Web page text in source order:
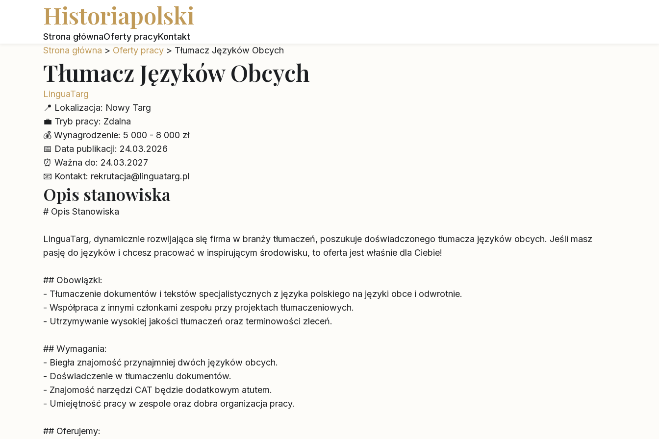
Historiapolski
Strona głównaOferty pracyKontakt
Strona główna > Oferty pracy > Tłumacz Języków Obcych
Tłumacz Języków Obcych
LinguaTarg
📍 Lokalizacja: Nowy Targ
💼 Tryb pracy: Zdalna
💰 Wynagrodzenie: 5 000 - 8 000 zł
📅 Data publikacji: 24.03.2026
⏰ Ważna do: 24.03.2027
📧 Kontakt: rekrutacja@linguatarg.pl
Opis stanowiska
# Opis Stanowiska
LinguaTarg, dynamicznie rozwijająca się firma w branży tłumaczeń, poszukuje doświadczonego tłumacza języków obcych. Jeśli masz
pasję do języków i chcesz pracować w inspirującym środowisku, to oferta jest właśnie dla Ciebie!
## Obowiązki:
- Tłumaczenie dokumentów i tekstów specjalistycznych z języka polskiego na języki obce i odwrotnie.
- Współpraca z innymi członkami zespołu przy projektach tłumaczeniowych.
- Utrzymywanie wysokiej jakości tłumaczeń oraz terminowości zleceń.
## Wymagania:
- Biegła znajomość przynajmniej dwóch języków obcych.
- Doświadczenie w tłumaczeniu dokumentów.
- Znajomość narzędzi CAT będzie dodatkowym atutem.
- Umiejętność pracy w zespole oraz dobra organizacja pracy.
## Oferujemy: